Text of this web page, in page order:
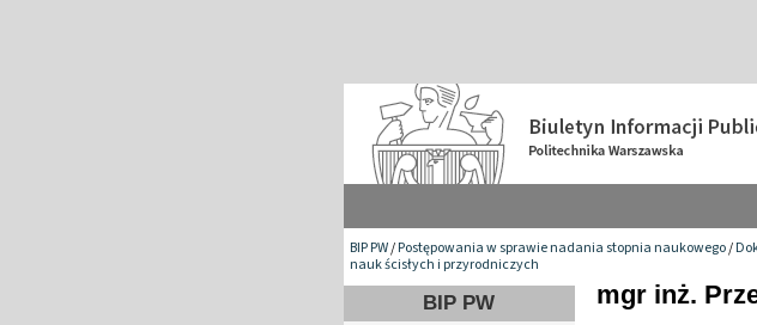
BIP PW/Postępowania w sprawie nadania stopnia naukowego/
nauk ścisłych i przyrodniczych
BIP PW mgr inż.